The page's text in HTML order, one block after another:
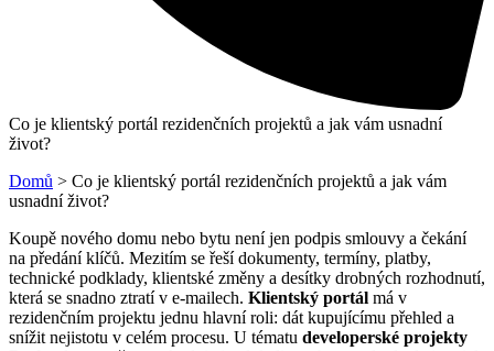
Co je klientský portál rezidenčních projektů a jak vám usnadní
život?
Domů > Co je klientský portál rezidenčních projektů a jak vám
usnadní život?
Koupě nového domu nebo bytu není jen podpis smlouvy a čekání
na předání klíčů. Mezitím se řeší dokumenty, termíny, platby,
technické podklady, klientské změny a desítky drobných rozhodnutí,
která se snadno ztratí v e-mailech. Klientský portál má v
rezidenčním projektu jednu hlavní roli: dát kupujícímu přehled a
snížit nejistotu v celém procesu. U tématu developerské projekty